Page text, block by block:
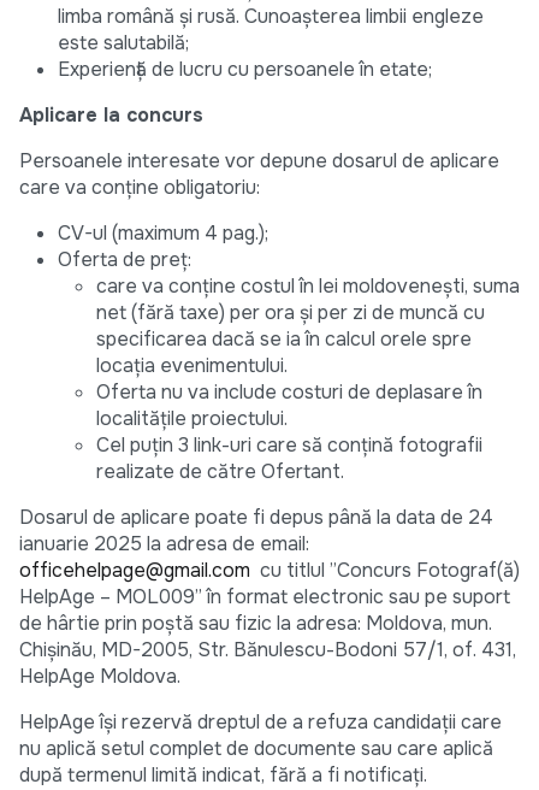
limba română și rusă. Cunoașterea limbii engleze
este salutabilă;
Experiență de lucru cu persoanele în etate;
Aplicare la concurs
Persoanele interesate vor depune dosarul de aplicare
care va conține obligatoriu:
CV-ul (maximum 4 pag.);
Oferta de preț:
care va conține costul în lei moldovenești, suma
net (fără taxe) per ora și per zi de muncă cu
specificarea dacă se ia în calcul orele spre
locația evenimentului.
Oferta nu va include costuri de deplasare în
localitățile proiectului.
Cel puțin 3 link-uri care să conțină fotografii
realizate de către Ofertant.
Dosarul de aplicare poate fi depus până la data de 24
ianuarie 2025 la adresa de email:
officehelpage@gmail.com cu titlul ”Concurs Fotograf(ă)
HelpAge – MOL009” în format electronic sau pe suport
de hârtie prin poștă sau fizic la adresa: Moldova, mun.
Chișinău, MD-2005, Str. Bănulescu-Bodoni 57/1, of. 431,
HelpAge Moldova.
HelpAge își rezervă dreptul de a refuza candidații care
nu aplică setul complet de documente sau care aplică
după termenul limită indicat, fără a fi notificați.